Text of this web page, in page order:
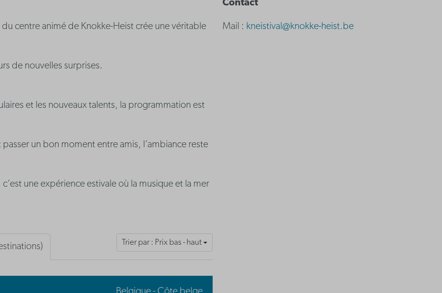
centre animé de Knokke-Heist crée une véritable
de nouvelles surprises.
et les nouveaux talents, la programmation est
un bon moment entre amis, l’ambiance reste
une expérience estivale où la musique et la mer
Trier par : Prix bas - haut
Contact
Mail : kneistival@knokke-heist.be